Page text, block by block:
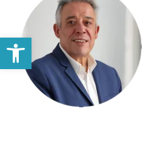
Abrir barra de herramientas